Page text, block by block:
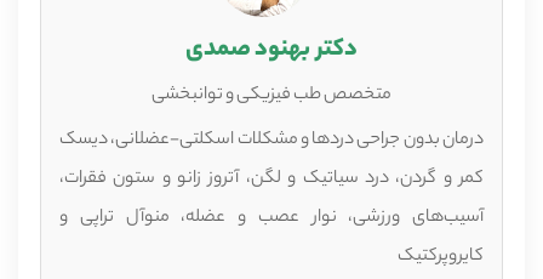
دکتر بهنود صمدی
متخصص طب فیزیکی و توانبخشی
درمان بدون جراحی دردها و مشکلات اسکلتی-عضلانی، دیسک
کمر و گردن، درد سیاتیک و لگن، آتروز زانو و ستون فقرات،
آسیب‌های ورزشی، نوار عصب و عضله، منوآل تراپی و
کایروپرکتیک